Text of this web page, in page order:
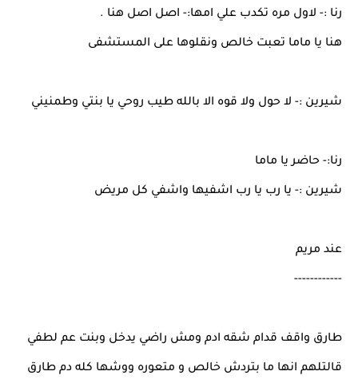
رنا :- لاول مره تكدب علي امها:- اصل اصل هنا .
هنا يا ماما تعبت خالص ونقلوها على المستشفى
شيرين :- لا حول ولا قوه الا بالله طيب روحي يا بنتي وطمنيني
رنا:- حاضر يا ماما
شيرين :- يا رب يا رب اشفيها واشفي كل مريض
عند مريم
------------
طارق واقف قدام شقه ادم ومش راضي يدخل وبنت عم لطفي
قالتلهم انها ما بتردش خالص و متعوره ووشها كله دم طارق